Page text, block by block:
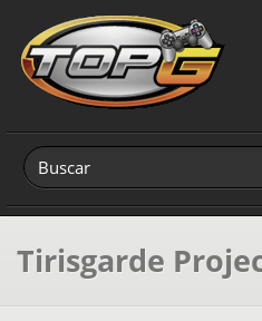
Tirisgarde